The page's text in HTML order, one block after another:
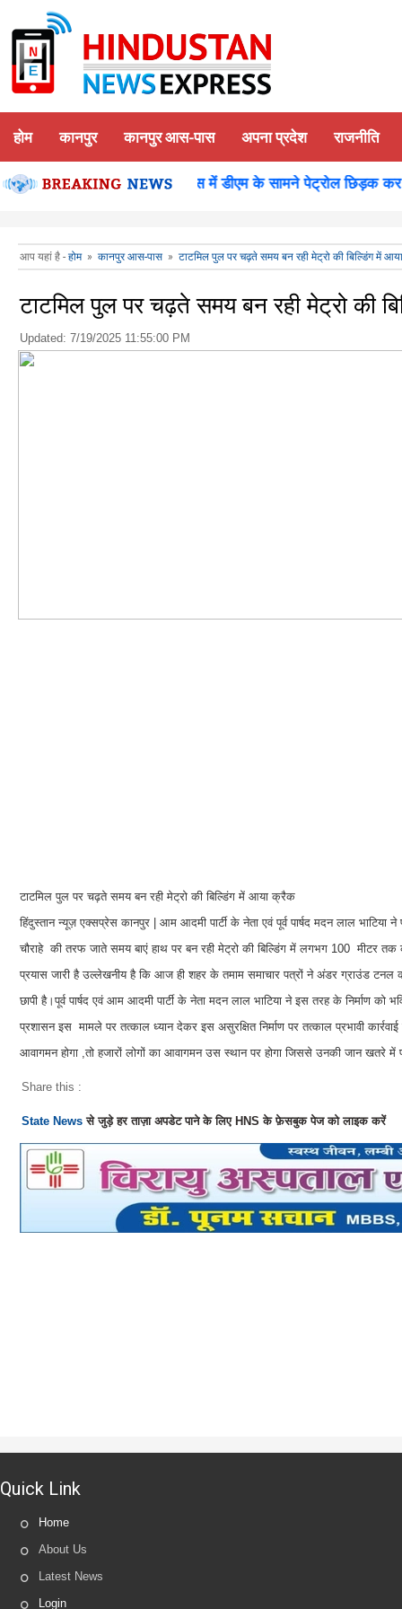
होम कानपुर कानपुर आस-पास अपना प्रदेश राजनीति
पूजन कानपुर-समाधान दिवस में डीएम के सामने पेट्रोल छिड़क कर
आप यहां है - होम» कानपुर आस-पास » टाटमिल पुल पर चढ़ते समय बन रही मेट्रो की बिल्डिंग में
टाटमिल पुल पर चढ़ते समय बन रही मेट्रो की
Updated: 7/19/2025 11:55:00 PM
टाटमिल पुल पर चढ़ते समय बन रही मेट्रो की बिल्डिंग में आया क्रैक
हिंदुस्तान न्यूज़ एक्सप्रेस कानपुर | आम आदमी पार्टी के नेता एवं पूर्व पार्षद मदन लाल भाटिया
चौराहे की तरफ जाते समय बाएं हाथ पर बन रही मेट्रो की बिल्डिंग में लगभग 100
प्रयास जारी है उल्लेखनीय है कि आज ही शहर के तमाम समाचार पत्रों ने अंडर ग्राउंड
छापी है।पूर्व पार्षद एवं आम आदमी पार्टी के नेता मदन लाल भाटिया ने इस तरह के निर्माण
प्रशासन इस मामले पर तत्काल ध्यान देकर इस असुरक्षित निर्माण पर तत्काल प्रभावी
आवागमन होगा ,तो हजारों लोगों का आवागमन उस स्थान पर होगा जिससे उनकी जान खतरे
Share this :
State News से जुड़े हर ताज़ा अपडेट पाने के लिए HNS के फ़ेसबुक पेज को लाइक करें
Quick Link
Home
About Us
Latest News
Login